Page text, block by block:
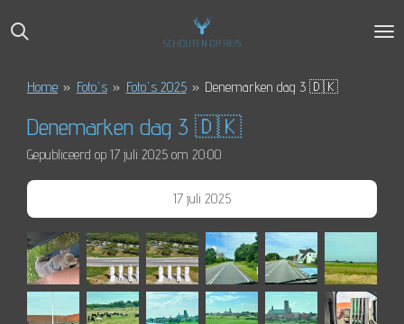
direct
Home » Foto's » Foto's 2025 » Denemarken dag 3 🇩🇰
Denemarken dag 3 🇩🇰
Gepubliceerd op 17 juli 2025 om 20:00
17 juli 2025